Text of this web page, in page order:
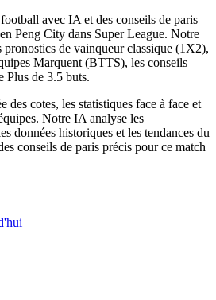
avec IA et des conseils de paris
Peng City dans Super League. Notre
pronostics de vainqueur classique (1X2),
Marquent (BTTS), les conseils
Plus de 3.5 buts.
des cotes, les statistiques face à face et
Notre IA analyse les
données historiques et les tendances du
conseils de paris précis pour ce match